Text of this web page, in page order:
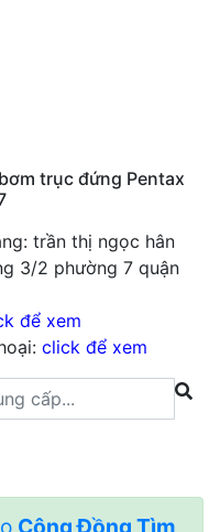
trục đứng Pentax
trần thị ngọc hân
3/2 phường 7 quận
để xem
click để xem
Cộng Đồng Tìm